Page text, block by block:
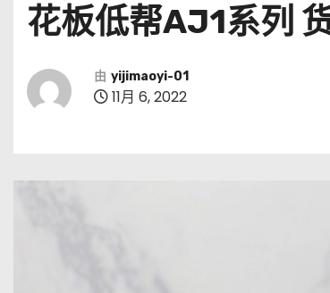
花板低帮AJ1系列
由 yijimaoyi-01
11月 6, 2022